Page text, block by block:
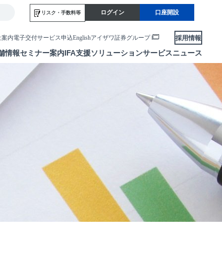
リスク・ 手数料等 ログイン 口座開設
案内電子交付サービス申込Englishアイザワ証券グループ 採用情報
情報セミナー案内IFA支援ソリューションサービスニュース